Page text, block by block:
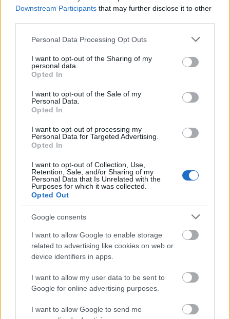
Downstream Participants that may further disclose it to other
Please note that this website/app uses one or more Google
not limited to your visit or usage behaviour. You may click to
grant or deny consent to Google and its third-party tags to
use your data for below specified purposes in below Google
consent section.
Personal Data Processing Opt Outs
I want to opt-out of the Sharing of my
personal data.
Opted In
I want to opt-out of the Sale of my
Personal Data.
Opted In
I want to opt-out of processing my
Personal Data for Targeted Advertising.
Opted In
I want to opt-out of Collection, Use,
Retention, Sale, and/or Sharing of my
Personal Data that Is Unrelated with the
Purposes for which it was collected.
Opted Out
Google consents
I want to allow Google to enable storage
related to advertising like cookies on web or
device identifiers in apps.
I want to allow my user data to be sent to
Google for online advertising purposes.
I want to allow Google to send me
Böngésszék át a részletes programot!
Délelőtt:
10.00– 11.00 Pán Péter nyílt próba – rendező:
Kelemen József (nagyszínpad) (RÖPTETÉS A
SZÍNPADON!)
10.00– 14.00 körséta az épületben:
varrodákba, kelléktárba
10.00– 10.45 mesterségóra 1. Lugosi Györggyel:
10.00–11.00 színházcsinálók* 1: jelenetek
színpadra vitele teljes technikai apparátussal
(próbaterem)